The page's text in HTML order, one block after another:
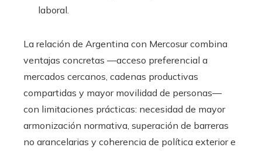
laboral.
La relación de Argentina con Mercosur combina
ventajas concretas —acceso preferencial a
mercados cercanos, cadenas productivas
compartidas y mayor movilidad de personas—
con limitaciones prácticas: necesidad de mayor
armonización normativa, superación de barreras
no arancelarias y coherencia de política exterior e